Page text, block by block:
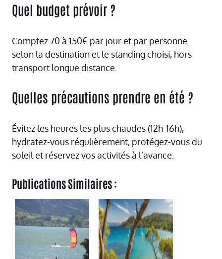
Quel budget prévoir ?
Comptez 70 à 150€ par jour et par personne
selon la destination et le standing choisi, hors
transport longue distance.
Quelles précautions prendre en été ?
Évitez les heures les plus chaudes (12h-16h),
hydratez-vous régulièrement, protégez-vous du
soleil et réservez vos activités à l’avance.
Publications Similaires :